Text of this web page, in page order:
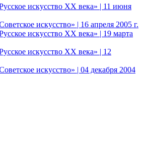
искусство ХХ века» | 11 июня
искусство» | 16 апреля 2005 г.
искусство ХХ века» | 19 марта
искусство ХХ века» | 12
искусство» | 04 декабря 2004